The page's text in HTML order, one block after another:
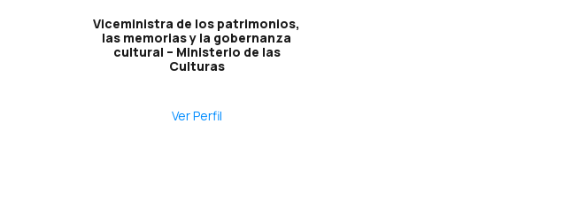
Viceministra de los patrimonios,
las memorias y la gobernanza
cultural – Ministerio de las
Culturas
Ver Perfil